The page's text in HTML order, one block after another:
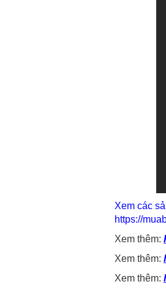
Xem các
https://
Xem thêm:
Xem thêm:
Xem thêm: